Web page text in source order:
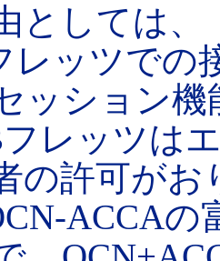
しては、
ッツでの
ッション
レッツは
の許可がお
ACCAの